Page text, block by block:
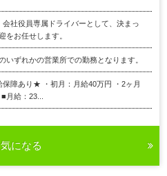
会社役員専属ドライバーとして、決まっ
をお任せします。
いずれかの営業所での勤務となります。
障あり★ ・初月：月給40万円 ・2ヶ月
月給：23...
気になる